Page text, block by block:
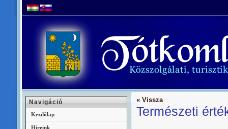
« Vissza
Természeti
Navigáció
Kezdőlap
Híreink